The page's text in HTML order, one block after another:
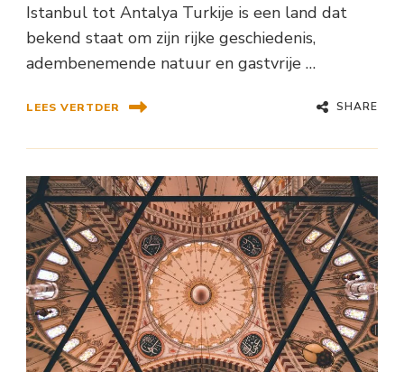
Istanbul tot Antalya Turkije is een land dat
bekend staat om zijn rijke geschiedenis,
adembenemende natuur en gastvrije …
LEES VERTDER SHARE